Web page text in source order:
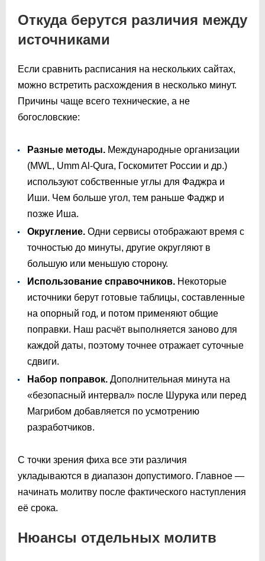
Откуда берутся различия между
источниками
Если сравнить расписания на нескольких сайтах,
можно встретить расхождения в несколько минут.
Причины чаще всего технические, а не
богословские:
Разные методы. Международные организации
(MWL, Umm Al-Qura, Госкомитет России и др.)
используют собственные углы для Фаджра и
Иши. Чем больше угол, тем раньше Фаджр и
позже Иша.
Округление. Одни сервисы отображают время с
точностью до минуты, другие округляют в
большую или меньшую сторону.
Использование справочников. Некоторые
источники берут готовые таблицы, составленные
на опорный год, и потом применяют общие
поправки. Наш расчёт выполняется заново для
каждой даты, поэтому точнее отражает суточные
сдвиги.
Набор поправок. Дополнительная минута на
«безопасный интервал» после Шурука или перед
Магрибом добавляется по усмотрению
разработчиков.
С точки зрения фиха все эти различия
укладываются в диапазон допустимого. Главное —
начинать молитву после фактического наступления
её срока.
Нюансы отдельных молитв